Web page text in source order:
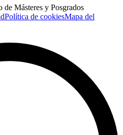
Másteres y Posgrados
Política de cookiesMapa del